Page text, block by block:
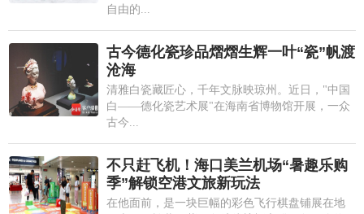
自由的...
古今德化瓷珍品熠熠生辉一叶“瓷”帆渡
沧海
清雅白瓷藏匠心，千年文脉映琼州。近日，"中国
白——德化瓷艺术展"在海南省博物馆开展，一众
古今...
不只赶飞机！海口美兰机场“暑趣乐购
季”解锁空港文旅新玩法
在他面前，是一块巨幅的彩色飞行棋盘铺展在地